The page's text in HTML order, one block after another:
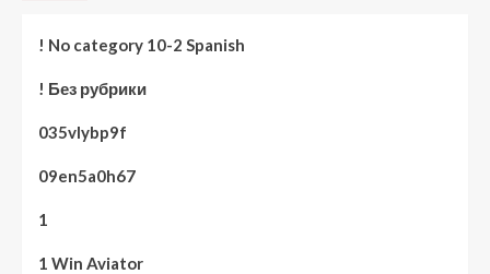
! No category 10-2 Spanish
! Без рубрики
035vlybp9f
09en5a0h67
1
1 Win Aviator